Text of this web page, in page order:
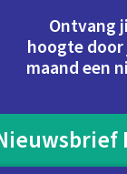
Ontvang
hoogte door
maand een